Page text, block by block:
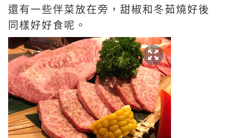
還有一些伴菜放在旁，甜椒和冬茹燒好後
同樣好好食呢。